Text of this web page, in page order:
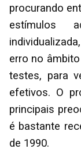
procurando
estímulos
erro no
testes, para
efetivos. O
principais
é bastante
de 1990.